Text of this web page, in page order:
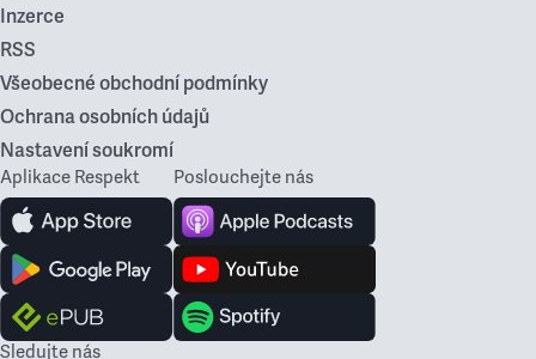
Inzerce
RSS
Všeobecné obchodní podmínky
Ochrana osobních údajů
Nastavení soukromí
Aplikace Respekt Poslouchejte nás
Sledujte nás